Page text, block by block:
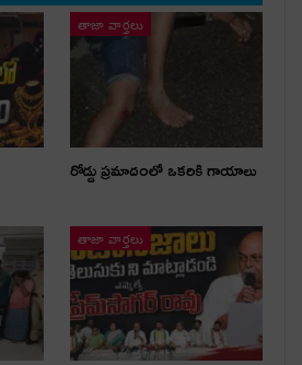
తాజా వార్తలు
రోడ్డు ప్రమాదంలో ఒకరికి గాయాలు
తాజా వార్తలు